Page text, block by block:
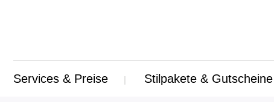
Services & Preise Stilpakete & Gutscheine